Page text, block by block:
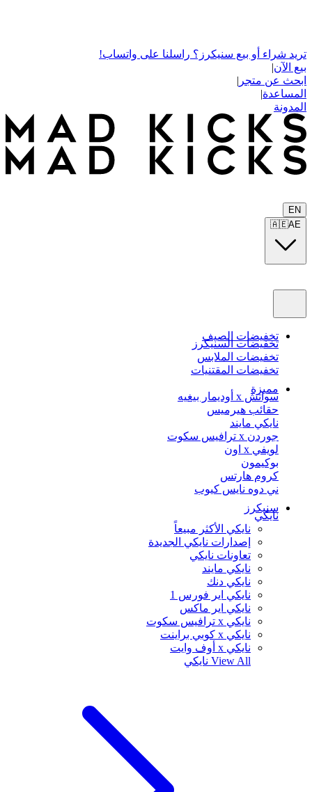
تريد شراء أو بيع سنيكرز؟ راسلنا على واتساب!
بيع الآن|
ابحث عن متجر |
المساعدة|
المدونة
EN
🇦🇪AE
تخفيضات الصيف
تخفيضات السنيكرز
تخفيضات الملابس
تخفيضات المقتنيات
مميزة
سواتش x أوديمار بيغيه
حقائب هيرميس
نايكي مايند
جوردن x ترافيس سكوت
لويفي x اون
بوكيمون
كروم هارتس
ني دوه نايس كيوب
سنيكرز
نايكي
نايكي الأكثر مبيعاً
إصدارات نايكي الجديدة
تعاونات نايكي
نايكي مايند
نايكي دنك
نايكي اير فورس 1
نايكي اير ماكس
نايكي x ترافيس سكوت
نايكي x كوبي براينت
نايكي x أوف وايت
View All نايكي